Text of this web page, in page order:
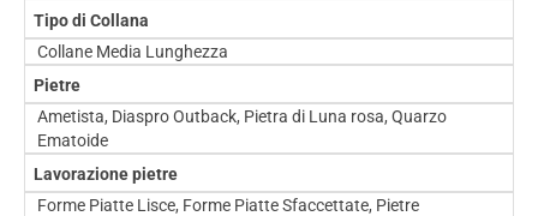
Tipo di Collana
Collane Media Lunghezza
Pietre
Ametista, Diaspro Outback, Pietra di Luna rosa, Quarzo
Ematoide
Lavorazione pietre
Forme Piatte Lisce, Forme Piatte Sfaccettate, Pietre